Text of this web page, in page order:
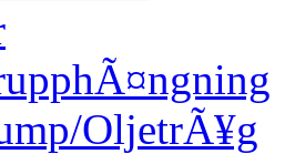
OljetrÃ¥g